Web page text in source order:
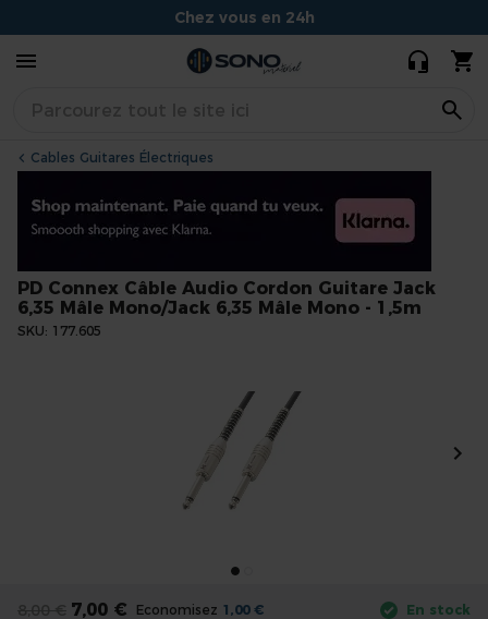
Chez vous en 24h
Conseils experts et souriants
Situé à Dijon
Cables Guitares Électriques
Jack 6,35 Mâle
Mono/Jack 6,35
Mâle Mono -
PD Connex Câble Audio Cordon Guitare Jack
6,35 Mâle Mono/Jack 6,35 Mâle Mono - 1,5m
SKU 177.605
7,00 €
8,00 € Economisez 1,00 € En stock
the